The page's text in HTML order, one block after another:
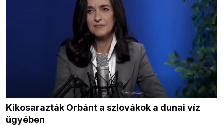
Kikosarazták Orbánt a szlovákok a dunai víz
ügyében